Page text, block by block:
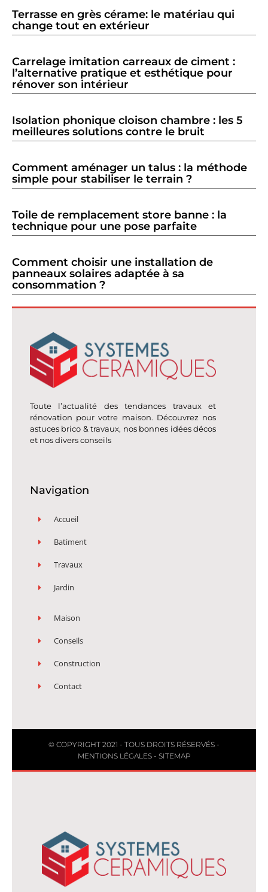
Terrasse en grès cérame: le matériau qui
change tout en extérieur
Carrelage imitation carreaux de ciment :
l’alternative pratique et esthétique pour
rénover son intérieur
Isolation phonique cloison chambre : les 5
meilleures solutions contre le bruit
Comment aménager un talus : la méthode
simple pour stabiliser le terrain ?
Toile de remplacement store banne : la
technique pour une pose parfaite
Comment choisir une installation de
panneaux solaires adaptée à sa
consommation ?
Toute l’actualité des tendances travaux et
rénovation pour votre maison. Découvrez nos
astuces brico & travaux, nos bonnes idées décos
et nos divers conseils
Navigation
Accueil
Batiment
Travaux
Jardin
Maison
Conseils
Construction
Contact
© COPYRIGHT 2021 - TOUS DROITS RÉSERVÉS -
MENTIONS LÉGALES- SITEMAP